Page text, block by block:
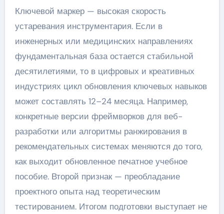
Ключевой маркер — высокая скорость
устаревания инструментария. Если в
инженерных или медицинских направлениях
фундаментальная база остается стабильной
десятилетиями, то в цифровых и креативных
индустриях цикл обновления ключевых навыков
может составлять 12–24 месяца. Например,
конкретные версии фреймворков для веб-
разработки или алгоритмы ранжирования в
рекомендательных системах меняются до того,
как выходит обновленное печатное учебное
пособие. Второй признак — преобладание
проектного опыта над теоретическим
тестированием. Итогом подготовки выступает не